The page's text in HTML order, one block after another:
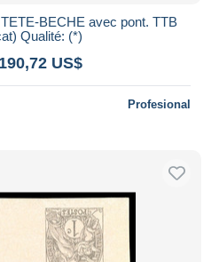
BECHE avec pont. TTB
Qualité: (*)
US$
Profesional